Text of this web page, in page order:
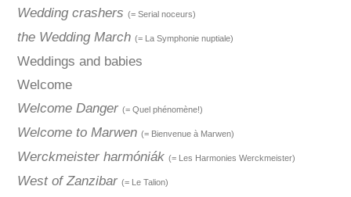
Wedding crashers (= Serial noceurs)
the Wedding March (= La Symphonie nuptiale)
Weddings and babies
Welcome
Welcome Danger (= Quel phénomène!)
Welcome to Marwen (= Bienvenue à Marwen)
Werckmeister harmóniák (= Les Harmonies Werckmeister)
West of Zanzibar (= Le Talion)